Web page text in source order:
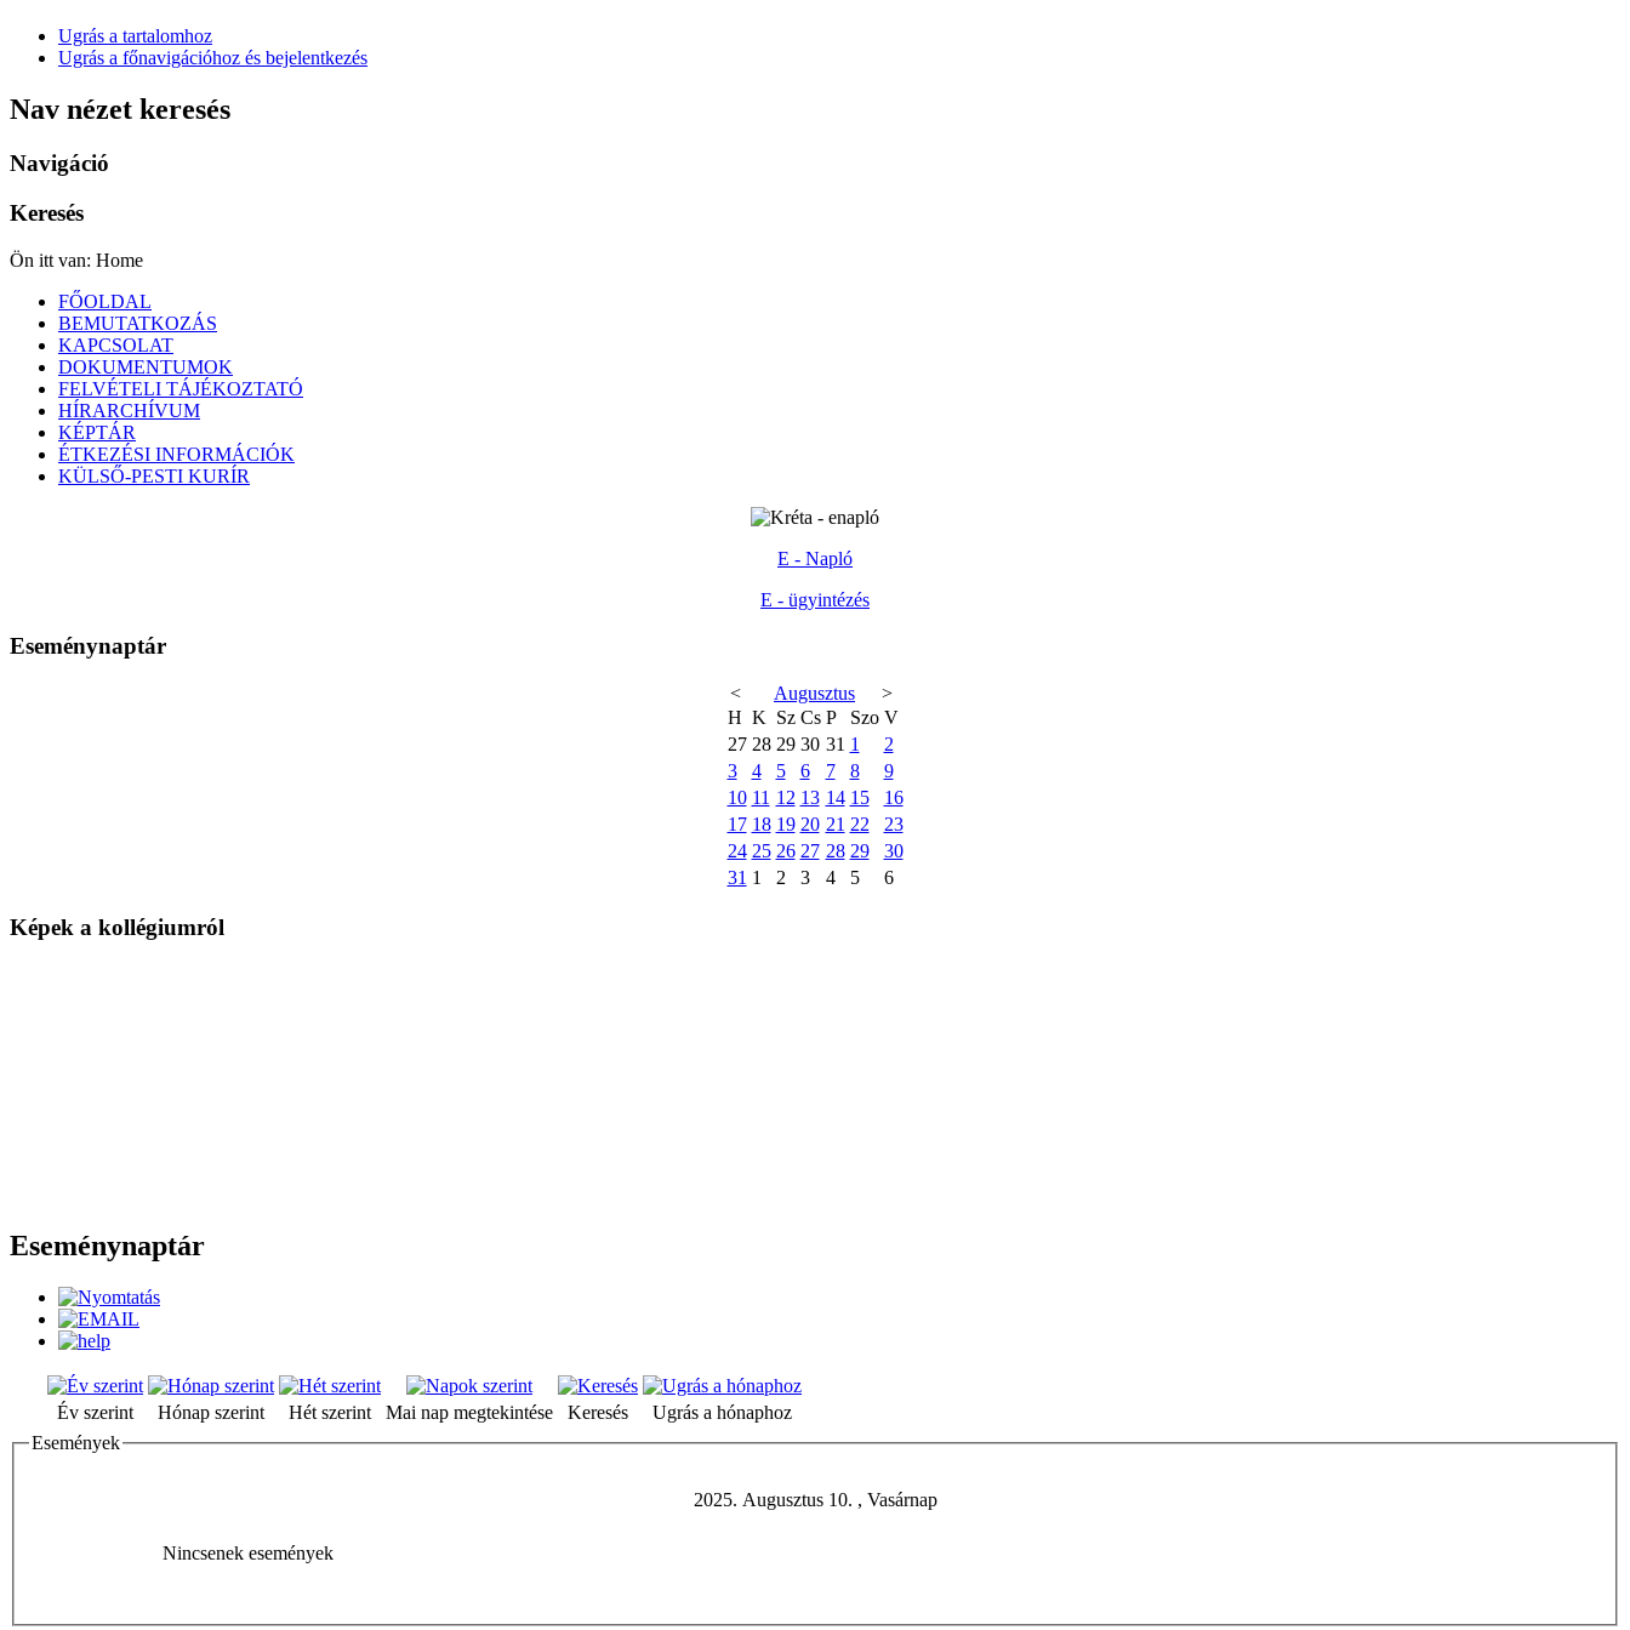
Ugrás a tartalomhoz
Ugrás a főnavigációhoz és bejelentkezés
Nav nézet keresés
Navigáció
Keresés
Ön itt van: Home
FŐOLDAL
BEMUTATKOZÁS
KAPCSOLAT
DOKUMENTUMOK
FELVÉTELI TÁJÉKOZTATÓ
HÍRARCHÍVUM
KÉPTÁR
ÉTKEZÉSI INFORMÁCIÓK
KÜLSŐ-PESTI KURÍR
E - Napló
E - ügyintézés
Eseménynaptár
< Augusztus
>
H K Sz Cs P Szo V
27 28 29 30 31 1
2
3
4 5 6 7 8
9
10 11 12 13 14 15
16
17 18 19 20 21 22
23
24 25 26 27 28 29
30
31 1 2 3 4 5 6
Képek a kollégiumról
Eseménynaptár
Év szerint Hónap szerint Hét szerint Mai nap megtekintése Keresés
Ugrás a hónaphoz
Események
2025. Augusztus 10. , Vasárnap
Nincsenek események